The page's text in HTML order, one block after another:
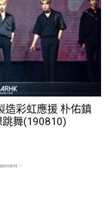
造彩虹應援 朴佑鎮
舞(190810)
-